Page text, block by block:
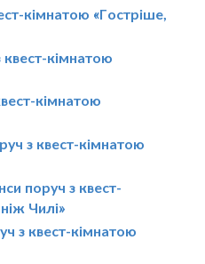
кімнатою «Гостріше,
квест-кімнатою
кімнатою
з квест-кімнатою
поруч з квест-
Чилі»
з квест-кімнатою